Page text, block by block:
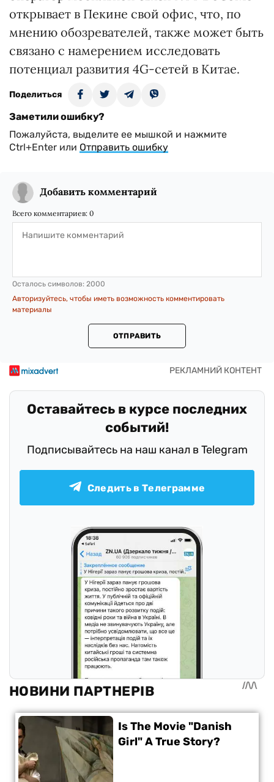
открывает в Пекине свой офис, что, по
мнению обозревателей, также может быть
связано с намерением исследовать
потенциал развития 4G-сетей в Китае.
Поделиться
Заметили ошибку?
Пожалуйста, выделите ее мышкой и нажмите
Ctrl+Enter или Отправить ошибку
Добавить комментарий
Всего комментариев: 0
Осталось символов: 2000
Авторизуйтесь, чтобы иметь возможность комментировать
материалы
ОТПРАВИТЬ
Оставайтесь в курсе последних
событий!
Подписывайтесь на наш канал в Telegram
Следить в Телеграмме